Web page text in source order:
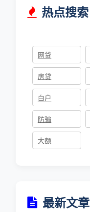
热点搜索
网贷
房贷
白户
防骗
大额
最新文章